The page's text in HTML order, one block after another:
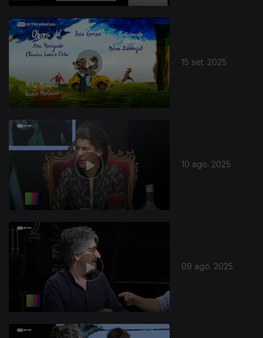
15 set. 2025
10 ago. 2025
09 ago. 2025